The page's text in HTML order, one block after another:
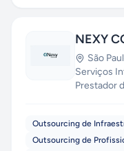
NEXY
São
Serviços
Prestador
Outsourcing de
Outsourcing de